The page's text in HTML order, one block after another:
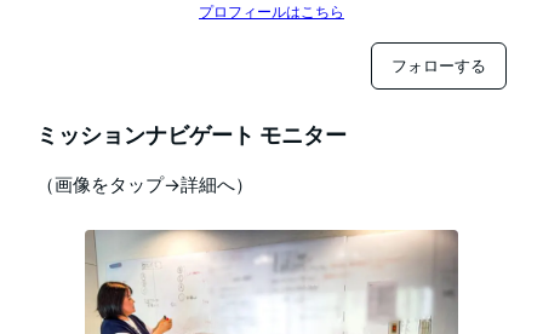
プロフィールはこちら
フォローする
ミッションナビゲート モニター
（画像をタップ→詳細へ）